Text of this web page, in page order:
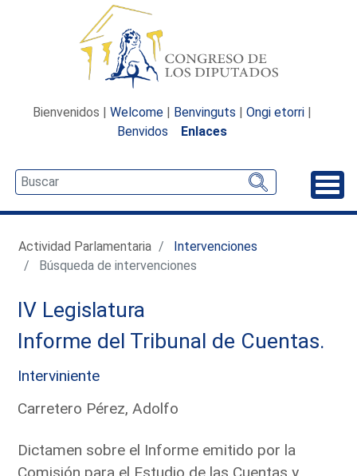
Bienvenidos | Welcome | Benvinguts | Ongi etorri |
Benvidos
Enlaces
Actividad Parlamentaria
Intervenciones
Búsqueda de intervenciones
IV Legislatura
Informe del Tribunal de Cuentas.
Interviniente
Carretero Pérez, Adolfo
Dictamen sobre el Informe emitido por la
Comisión para el Estudio de las Cuentas y